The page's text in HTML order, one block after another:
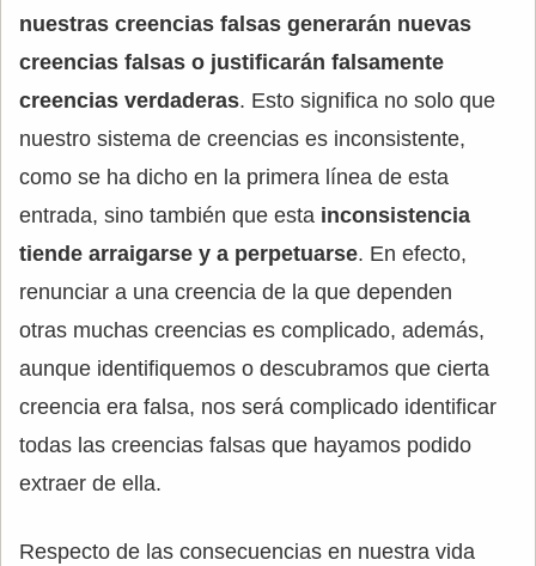
nuestras creencias falsas generarán nuevas
creencias falsas o justificarán falsamente
creencias verdaderas. Esto significa no solo que
nuestro sistema de creencias es inconsistente,
como se ha dicho en la primera línea de esta
entrada, sino también que esta inconsistencia
tiende arraigarse y a perpetuarse. En efecto,
renunciar a una creencia de la que dependen
otras muchas creencias es complicado, además,
aunque identifiquemos o descubramos que cierta
creencia era falsa, nos será complicado identificar
todas las creencias falsas que hayamos podido
extraer de ella.
Respecto de las consecuencias en nuestra vida